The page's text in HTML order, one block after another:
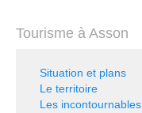
Tourisme à Asson
Situation et plans
Le territoire
Les incontournables